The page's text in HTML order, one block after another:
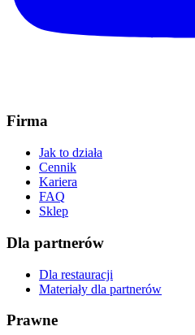
Firma
Jak to działa
Cennik
Kariera
FAQ
Sklep
Dla partnerów
Dla restauracji
Materiały dla partnerów
Prawne